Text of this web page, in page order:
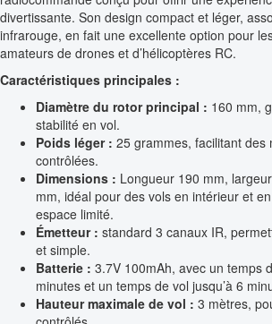
divertissante. Son design compact et léger,
infrarouge, en fait une excellente option pour
amateurs de drones et d’hélicoptères RC.
Caractéristiques principales :
Diamètre du rotor principal : 160 mm,
stabilité en vol.
Poids léger : 25 grammes, facilitant
contrôlées.
Dimensions : Longueur 190 mm,
mm, idéal pour des vols en intérieur et
espace limité.
Émetteur : standard 3 canaux IR,
et simple.
Batterie : 3.7V 100mAh, avec un temps
minutes et un temps de vol jusqu’à 6
Hauteur maximale de vol : 3 mètres,